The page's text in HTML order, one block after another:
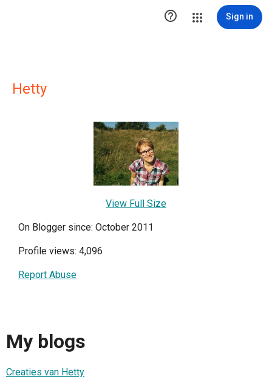
 Sign in
Hetty
View Full Size
On Blogger since: October 2011
Profile views: 4,096
Report Abuse
My blogs
Creaties van Hetty